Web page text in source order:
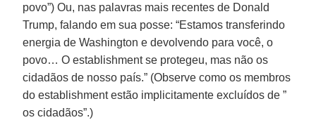
povo”) Ou, nas palavras mais recentes de Donald
Trump, falando em sua posse: “Estamos transferindo
energia de Washington e devolvendo para você, o
povo… O establishment se protegeu, mas não os
cidadãos de nosso país.” (Observe como os membros
do establishment estão implicitamente excluídos de ”
os cidadãos”.)